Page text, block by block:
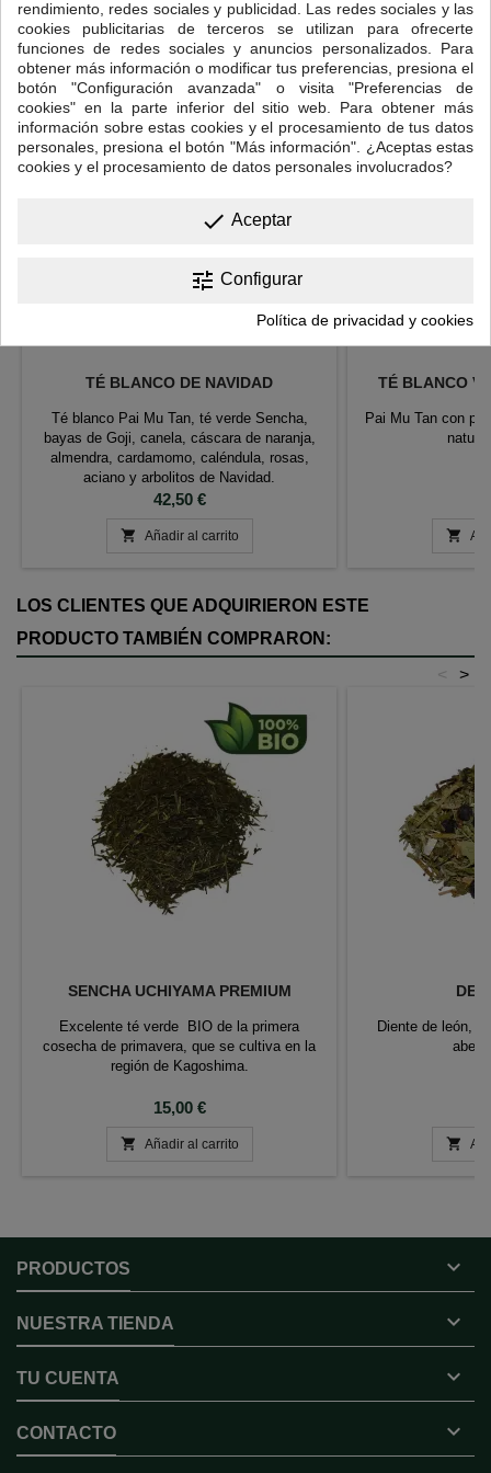
12 OTROS PRODUCTOS EN LA MISMA CATEGORÍA:
>
<
TÉ BLANCO DE NAVIDAD
Té blanco Pai Mu Tan, té verde Sencha,
bayas de Goji, canela, cáscara de naranja,
almendra, cardamomo, caléndula, rosas,
aciano y arbolitos de Navidad.
Precio
42,50 €
 Añadir al carrito
TÉ BLANCO
Pai Mu Tan con

LOS CLIENTES QUE ADQUIRIERON ESTE
PRODUCTO TAMBIÉN COMPRARON:
>
<
SENCHA UCHIYAMA PREMIUM
Excelente té verde BIO de la primera
cosecha de primavera, que se cultiva en la
región de Kagoshima.
Precio
15,00 €
 Añadir al carrito
Diente de león,

PRODUCTOS 
NUESTRA TIENDA 
TU CUENTA 
CONTACTO 
rendimiento, redes sociales y publicidad. Las redes sociales y las
cookies publicitarias de terceros se utilizan para ofrecerte
funciones de redes sociales y anuncios personalizados. Para
obtener más información o modificar tus preferencias, presiona el
botón "Configuración avanzada" o visita "Preferencias de
cookies" en la parte inferior del sitio web. Para obtener más
información sobre estas cookies y el procesamiento de tus datos
personales, presiona el botón "Más información". ¿Aceptas estas
cookies y el procesamiento de datos personales involucrados?
done Aceptar
tune Configurar
Política de privacidad y cookies